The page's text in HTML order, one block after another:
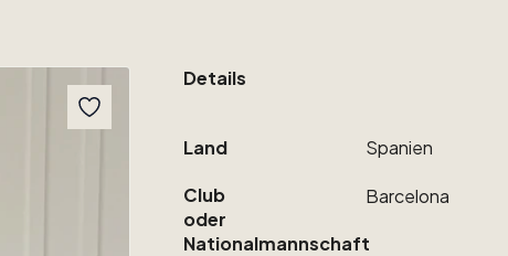
Details
Land Spanien
Club
oder
Nationalmannschaft
Barcelona